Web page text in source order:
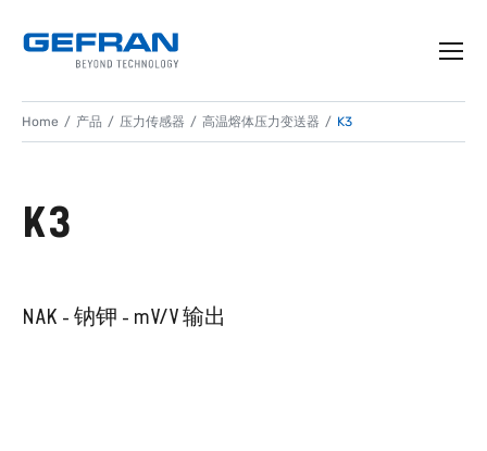
Home 产品 压力传感器 高温熔体压力变送器 K3
K3
NAK - 钠钾 - mV/V 输出